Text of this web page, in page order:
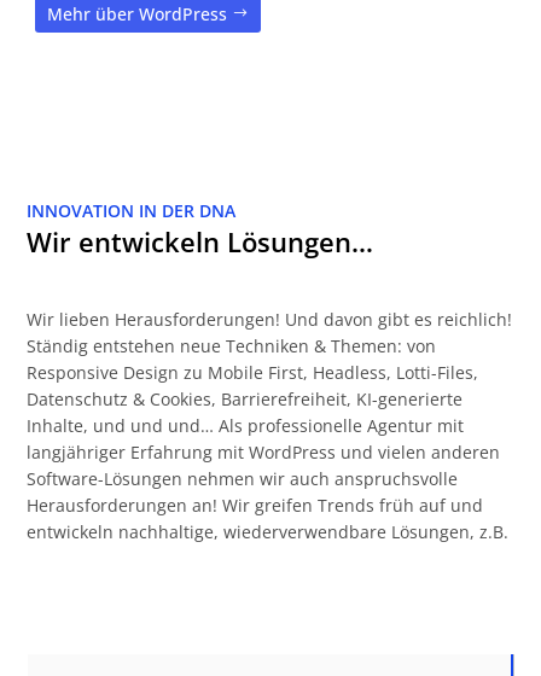
Mehr über WordPress
INNOVATION IN DER DNA
Wir entwickeln Lösungen…
Wir lieben Herausforderungen! Und davon gibt es reichlich!
Ständig entstehen neue Techniken & Themen: von
Responsive Design zu Mobile First, Headless, Lotti-Files,
Datenschutz & Cookies, Barrierefreiheit, KI-generierte
Inhalte, und und und… Als professionelle Agentur mit
langjähriger Erfahrung mit WordPress und vielen anderen
Software-Lösungen nehmen wir auch anspruchsvolle
Herausforderungen an! Wir greifen Trends früh auf und
entwickeln nachhaltige, wiederverwendbare Lösungen, z.B.